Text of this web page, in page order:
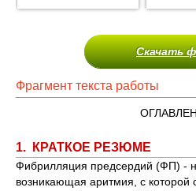
Скачать
Фрагмент текста работы
1. КРАТКОЕ РЕЗЮМЕ
Фибрилляция предсердий (ФП) -
возникающая аритмия, с которой